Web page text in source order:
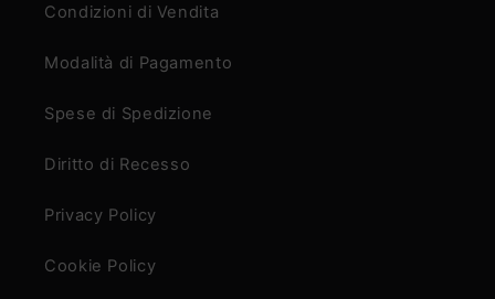
Condizioni di Vendita
Modalità di Pagamento
Spese di Spedizione
Diritto di Recesso
Privacy Policy
Cookie Policy